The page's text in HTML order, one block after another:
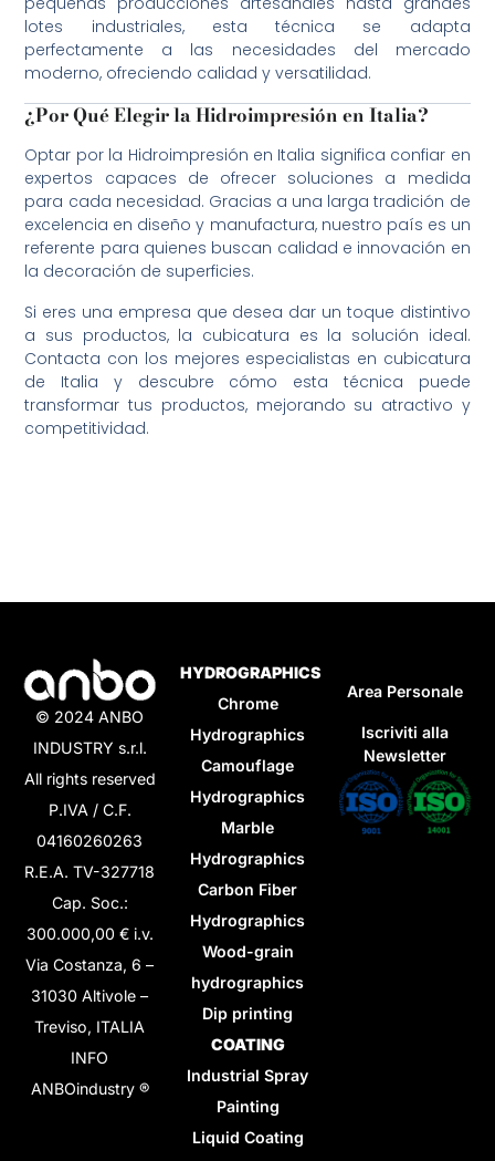
lotes industriales, esta técnica se adapta
perfectamente a las necesidades del mercado
moderno, ofreciendo calidad y versatilidad.
¿Por Qué Elegir la Hidroimpresión en Italia?
Optar por la Hidroimpresión en Italia significa confiar en
expertos capaces de ofrecer soluciones a medida
para cada necesidad. Gracias a una larga tradición de
excelencia en diseño y manufactura, nuestro país es un
referente para quienes buscan calidad e innovación en
la decoración de superficies.
Si eres una empresa que desea dar un toque distintivo
a sus productos, la cubicatura es la solución ideal.
Contacta con los mejores especialistas en cubicatura
de Italia y descubre cómo esta técnica puede
transformar tus productos, mejorando su atractivo y
competitividad.
© 2024 ANBO
INDUSTRY s.r.l.
All rights reserved
P.IVA / C.F.
04160260263
R.E.A. TV-327718
Cap. Soc.:
300.000,00 € i.v.
Via Costanza, 6 –
31030 Altivole –
Treviso, ITALIA
INFO
ANBOindustry ®
HYDROGRAPHICS
Chrome
Hydrographics
Camouflage
Hydrographics
Marble
Hydrographics
Carbon Fiber
Hydrographics
Wood-grain
hydrographics
Dip printing
COATING
Industrial Spray
Painting
Liquid Coating
Area Personale
Iscriviti alla
Newsletter